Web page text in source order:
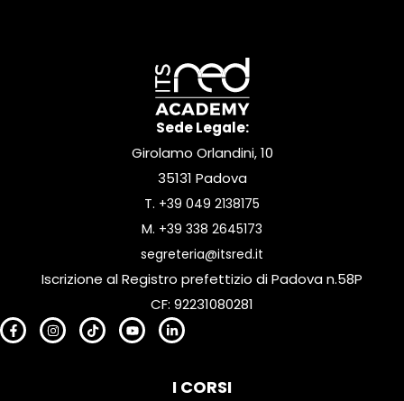
Sede Legale:
Girolamo Orlandini, 10
35131 Padova
T. +39 049 2138175
M. +39 338 2645173
segreteria@itsred.it
Iscrizione al Registro prefettizio di Padova n.58P
CF: 92231080281
I CORSI